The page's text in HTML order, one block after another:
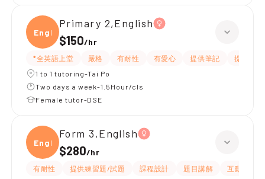
Engli
Primary 2,English
$150/hr
*全英語上堂 嚴格 有耐性 有愛心 提供筆記
提供練
1 to 1 tutoring-Tai Po
Two days a week-1.5Hour/cls
Female tutor-DSE
Engli
Form 3,English
$280/hr
有耐性 提供練習題/試題 課程設計 題目講解
互動教學